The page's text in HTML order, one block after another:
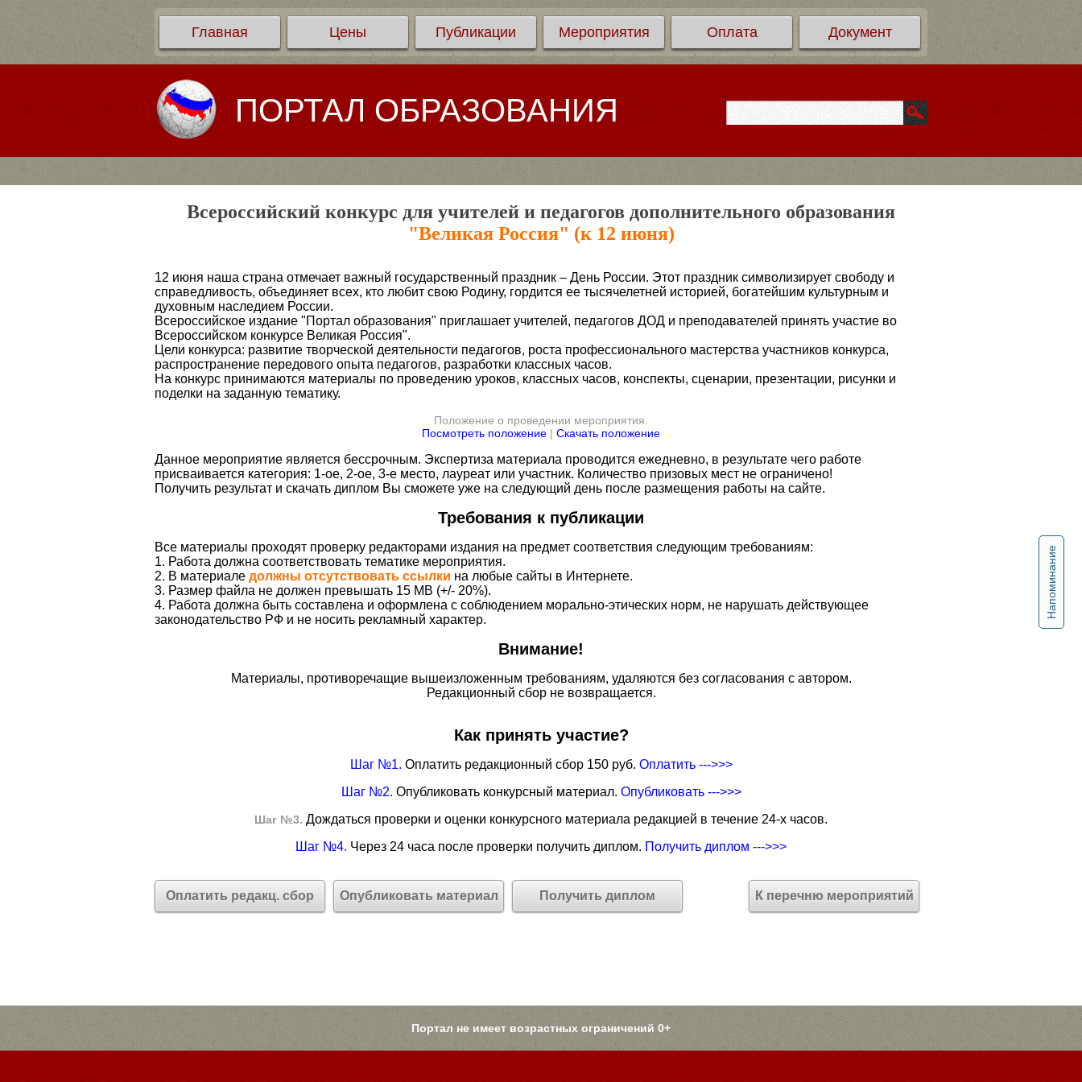
Главная Цены Публикации Мероприятия Оплата Документ
ПОРТАЛ ОБРАЗОВАНИЯ
Напоминание
Всероссийский конкурс для учителей и педагогов дополнительного образования
"Великая Россия" (к 12 июня)
12 июня наша страна отмечает важный государственный праздник – День России. Этот праздник символизирует свободу и
справедливость, объединяет всех, кто любит свою Родину, гордится ее тысячелетней историей, богатейшим культурным и
духовным наследием России.
Всероссийское издание "Портал образования" приглашает учителей, педагогов ДОД и преподавателей принять участие во
Всероссийском конкурсе Великая Россия".
Цели конкурса: развитие творческой деятельности педагогов, роста профессионального мастерства участников конкурса,
распространение передового опыта педагогов, разработки классных часов.
На конкурс принимаются материалы по проведению уроков, классных часов, конспекты, сценарии, презентации, рисунки и
поделки на заданную тематику.
Положение о проведении мероприятия.
Посмотреть положение | Скачать положение
Данное мероприятие является бессрочным. Экспертиза материала проводится ежедневно, в результате чего работе
присваивается категория: 1-ое, 2-ое, 3-е место, лауреат или участник. Количество призовых мест не ограничено!
Получить результат и скачать диплом Вы сможете уже на следующий день после размещения работы на сайте.
Требования к публикации
Все материалы проходят проверку редакторами издания на предмет соответствия следующим требованиям:
1. Работа должна соответствовать тематике мероприятия.
2. В материале должны отсутствовать ссылки на любые сайты в Интернете.
3. Размер файла не должен превышать 15 MB (+/- 20%).
4. Работа должна быть составлена и оформлена с соблюдением морально-этических норм, не нарушать действующее
законодательство РФ и не носить рекламный характер.
Внимание!
Материалы, противоречащие вышеизложенным требованиям, удаляются без согласования с автором.
Редакционный сбор не возвращается.
Как принять участие?
Шаг №1. Оплатить редакционный сбор 150 руб. Оплатить --->>>
Шаг №2. Опубликовать конкурсный материал. Опубликовать --->>>
Шаг №3. Дождаться проверки и оценки конкурсного материала редакцией в течение 24-х часов.
Шаг №4. Через 24 часа после проверки получить диплом. Получить диплом --->>>
Оплатить редакц. сбор Опубликовать материал Получить диплом К перечню мероприятий
Портал не имеет возрастных ограничений 0+